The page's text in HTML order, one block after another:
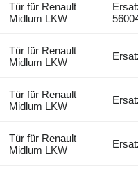
Tür für Renault
Midlum LKW
Tür für Renault
Midlum LKW
Tür für Renault
Midlum LKW
Tür für Renault
Midlum LKW